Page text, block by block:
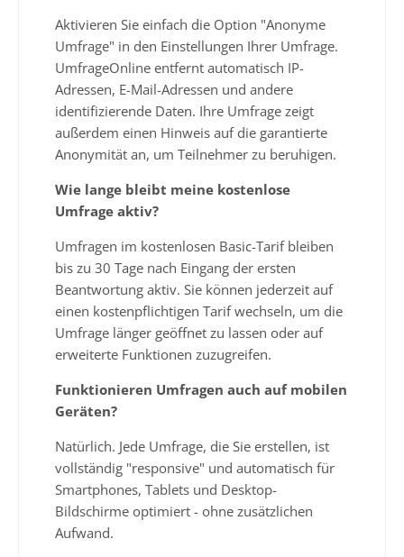
Aktivieren Sie einfach die Option "Anonyme
Umfrage" in den Einstellungen Ihrer Umfrage.
UmfrageOnline entfernt automatisch IP-
Adressen, E-Mail-Adressen und andere
identifizierende Daten. Ihre Umfrage zeigt
außerdem einen Hinweis auf die garantierte
Anonymität an, um Teilnehmer zu beruhigen.
Wie lange bleibt meine kostenlose
Umfrage aktiv?
Umfragen im kostenlosen Basic-Tarif bleiben
bis zu 30 Tage nach Eingang der ersten
Beantwortung aktiv. Sie können jederzeit auf
einen kostenpflichtigen Tarif wechseln, um die
Umfrage länger geöffnet zu lassen oder auf
erweiterte Funktionen zuzugreifen.
Funktionieren Umfragen auch auf mobilen
Geräten?
Natürlich. Jede Umfrage, die Sie erstellen, ist
vollständig "responsive" und automatisch für
Smartphones, Tablets und Desktop-
Bildschirme optimiert - ohne zusätzlichen
Aufwand.